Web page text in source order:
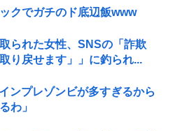
クでガチのド底辺飯www
られた女性、SNSの「詐欺
り戻せます」」に釣られ...
ンプレゾンビが多すぎるから
わ」